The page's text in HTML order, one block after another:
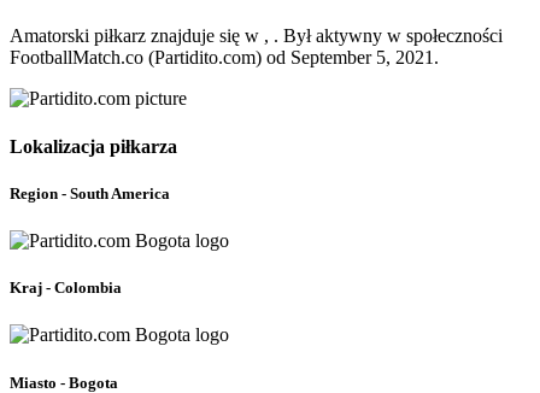
Amatorski piłkarz znajduje się w , . Był aktywny w społeczności
FootballMatch.co (Partidito.com) od September 5, 2021.
Lokalizacja piłkarza
Region - South America
Kraj - Colombia
Miasto - Bogota